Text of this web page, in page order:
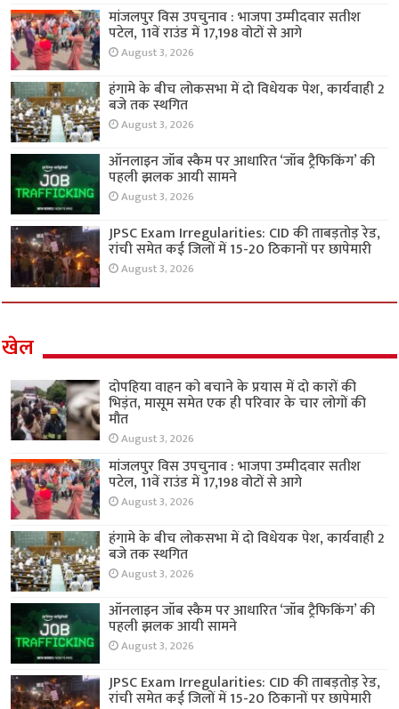
मांजलपुर विस उपचुनाव : भाजपा उम्मीदवार सतीश
पटेल, 11वें राउंड में 17,198 वोटों से आगे
August 3, 2026
हंगामे के बीच लोकसभा में दो विधेयक पेश, कार्यवाही 2
बजे तक स्थगित
August 3, 2026
ऑनलाइन जॉब स्कैम पर आधारित ‘जॉब ट्रैफिकिंग’ की
पहली झलक आयी सामने
August 3, 2026
JPSC Exam Irregularities: CID की ताबड़तोड़ रेड,
रांची समेत कई जिलों में 15-20 ठिकानों पर छापेमारी
August 3, 2026
खेल
दोपहिया वाहन को बचाने के प्रयास में दो कारों की
भिड़ंत, मासूम समेत एक ही परिवार के चार लोगों की
मौत
August 3, 2026
मांजलपुर विस उपचुनाव : भाजपा उम्मीदवार सतीश
पटेल, 11वें राउंड में 17,198 वोटों से आगे
August 3, 2026
हंगामे के बीच लोकसभा में दो विधेयक पेश, कार्यवाही 2
बजे तक स्थगित
August 3, 2026
ऑनलाइन जॉब स्कैम पर आधारित ‘जॉब ट्रैफिकिंग’ की
पहली झलक आयी सामने
August 3, 2026
JPSC Exam Irregularities: CID की ताबड़तोड़ रेड,
रांची समेत कई जिलों में 15-20 ठिकानों पर छापेमारी